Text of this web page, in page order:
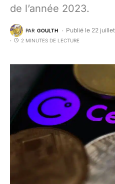
de l’année 2023.
PAR GOULTH Publié le 22
2 MINUTES DE LECTURE